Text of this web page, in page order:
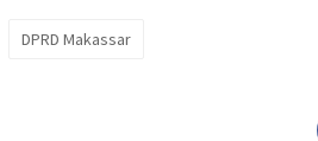
DPRD Makassar